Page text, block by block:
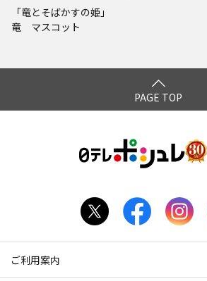
「竜とそばかすの姫」
竜 マスコット
PAGE TOP
ご利用案内